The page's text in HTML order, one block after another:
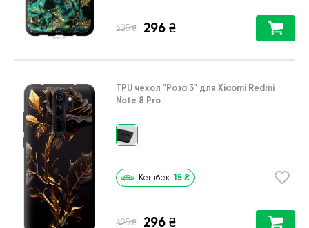
425 ₴ 296 ₴
TPU чехол "Роза 3" для Xiaomi Redmi
Note 8 Pro
Кешбек 15 ₴
425 ₴ 296 ₴